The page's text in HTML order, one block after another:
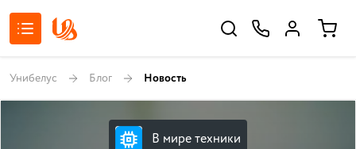
Унибелус Блог Новость
В мире техники